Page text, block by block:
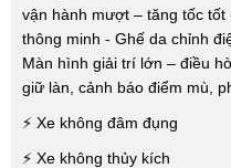
vận hành mượt – tăng tốc
thông minh - Ghế da chỉnh
Màn hình giải trí lớn – điều
giữ làn, cảnh báo điểm mù,
⚡ Xe không đâm đụng
⚡ Xe không thủy kích